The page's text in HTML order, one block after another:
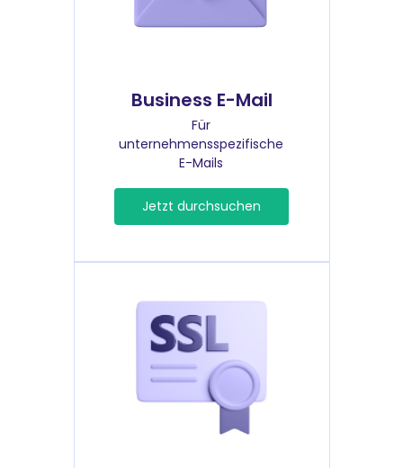
Business E-Mail
Für
unternehmensspezifische
E-Mails
Jetzt durchsuchen